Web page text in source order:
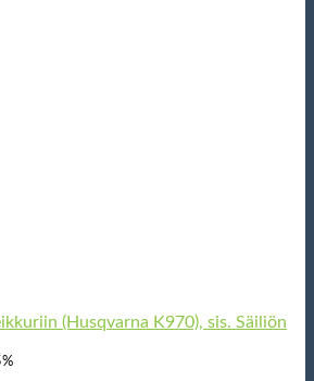
(Husqvarna K970), sis. Säiliön